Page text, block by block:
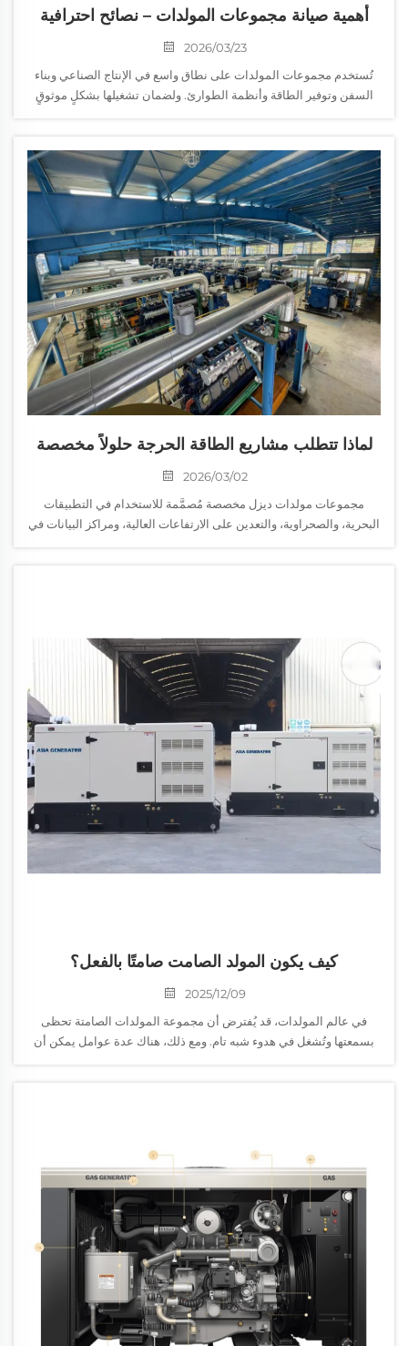
أهمية صيانة مجموعات المولدات – نصائح احترافية
من شركة آسيا جنيراتور
2026/03/23
تُستخدم مجموعات المولدات على نطاق واسع في الإنتاج الصناعي وبناء
السفن وتوفير الطاقة وأنظمة الطوارئ. ولضمان تشغيلها بشكلٍ موثوقٍ
آسيا جنيراتور بـ...
لماذا تتطلب مشاريع الطاقة الحرجة حلولاً مخصصة
لمولدات الكهرباء للبيئات القاسية
2026/03/02
مجموعات مولدات ديزل مخصصة مُصمَّمة للاستخدام في التطبيقات
البحرية، والصحراوية، والتعدين على الارتفاعات العالية، ومراكز البيانات في
كيف يكون المولد الصامت صامتًا بالفعل؟
2025/12/09
في عالم المولدات، قد يُفترض أن مجموعة المولدات الصامتة تحظى
بسمعتها وتُشغل في هدوء شبه تام. ومع ذلك، هناك عدة عوامل يمكن أن